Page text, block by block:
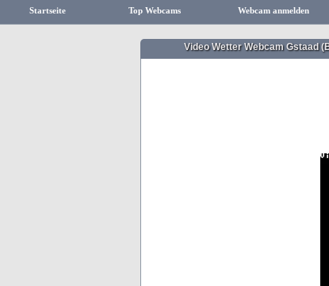
Startseite Top Webcams Webcam anmelden
Video Wetter Webcam Gstaad